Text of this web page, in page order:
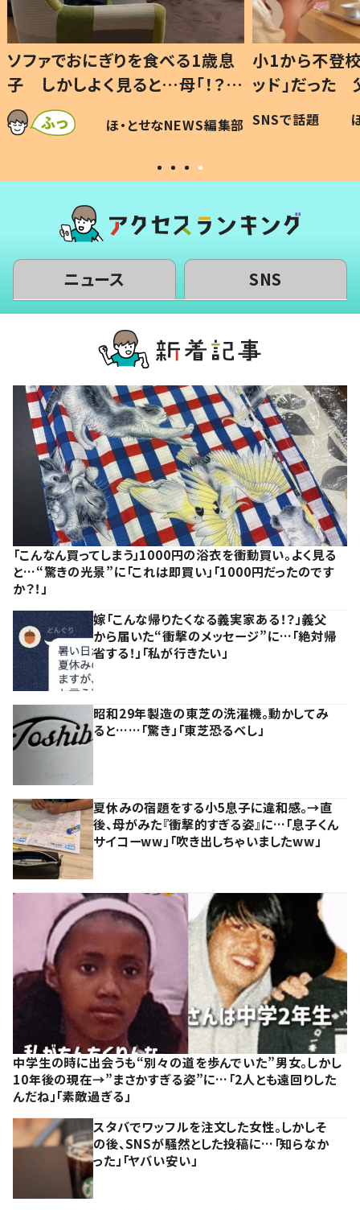
歳息
」
可愛
編集部
小1から不登校、息子は「ギフテ
ッド」だった 父が“ウチ給食”を
作り続ける理由とは #令和の親
#令和の子
SNSで話題 ほ・とせなNEWS編集部
ひ孫
が、
い」
ニュース SNS
「こんなん買ってしまう」1000円の浴衣を衝動買い。よく見る
と…“驚きの光景”に「これは即買い」「1000円だったのです
か？！」
嫁「こんな帰りたくなる義実家ある！？」義父
から届いた“衝撃のメッセージ”に…「絶対帰
省する！」「私が行きたい」
昭和29年製造の東芝の洗濯機。動かしてみ
ると……「驚き」「東芝恐るべし」
夏休みの宿題をする小5息子に違和感。→直
後、母がみた『衝撃的すぎる姿』に…「息子くん
サイコーww」「吹き出しちゃいましたww」
中学生の時に出会うも“別々の道を歩んでいた”男女。しかし
10年後の現在→”まさかすぎる姿”に…「2人とも遠回りした
んだね」「素敵過ぎる」
スタバでワッフルを注文した女性。しかしそ
の後、SNSが騒然とした投稿に…「知らなか
った」「ヤバい安い」